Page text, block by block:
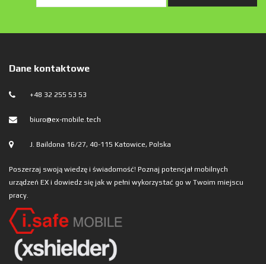
Dane kontaktowe
+48 32 255 53 53
biuro@ex-mobile.tech
J. Baildona 16/27, 40-115 Katowice, Polska
Poszerzaj swoją wiedzę i świadomość! Poznaj potencjał mobilnych
urządzeń EX i dowiedz się jak w pełni wykorzystać go w Twoim miejscu
pracy.